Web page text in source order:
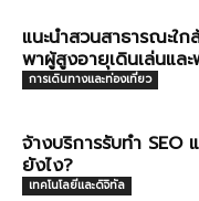
แนะนำสวนสาธารณะใก
พาผู้สูงอายุเดินเล่นแล
การเดินทางและท่องเที่ยว
จ้างบริการรับทำ SEO
ยังไง?
เทคโนโลยีและดิจิทัล